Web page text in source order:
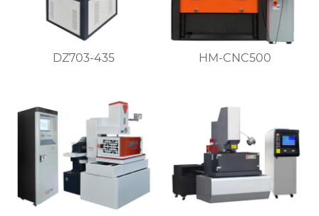
DZ703-435 HM-CNC500